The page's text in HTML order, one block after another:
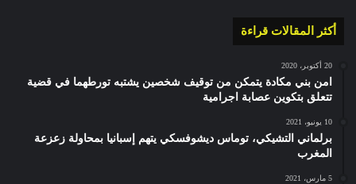
أكثر المقالات قراءة
20 أكتوبر، 2020
امن بني مكادة يتمكن من توقيف شخصين يشتبه تورطهما في قضية
تتعلق بتكوين عصابة اجرامية
10 يونيو، 2021
برلماني التشيكي، توماس ديشوفسكي يتهم إسبانيا بمحاولة زعزعة
المغرب
5 مارس، 2021